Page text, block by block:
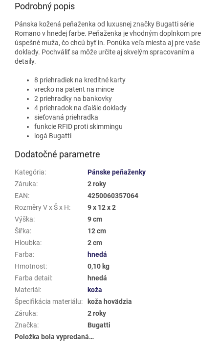
Podrobný popis
Pánska kožená peňaženka od luxusnej značky Bugatti série
Romano v hnedej farbe. Peňaženka je vhodným doplnkom pre
úspešné muža, čo chcú byť in. Ponúka veľa miesta aj pre vaše
doklady. Pochváliť sa môže určite aj skvelým spracovaním a
detaily.
8 priehradiek na kreditné karty
vrecko na patent na mince
2 priehradky na bankovky
4 priehradok na ďalšie doklady
sieťovaná priehradka
funkcie RFID proti skimmingu
logá Bugatti
Dodatočné parametre
Kategória:
Pánske peňaženky
Záruka:
2 roky
EAN:
4250060357064
Rozměry V x Š x H:
9 x 12 x 2
Výška:
9 cm
Šířka:
12 cm
Hloubka:
2 cm
Farba:
hnedá
Hmotnost:
0,10 kg
Farba detail :
hnedá
Materiál :
koža
Špecifikácia materiálu:
koža hovädzia
Záruka:
2 roky
Značka:
Bugatti
Položka bola vypredaná…